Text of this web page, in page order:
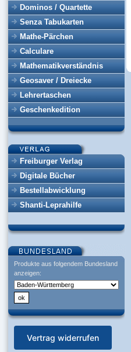
Dominos / Quartette
Senza Tabukarten
Mathe-Pärchen
Calculare
Mathematikverständnis
Geosaver / Dreiecke
Lehrertaschen
Geschenkedition
Freiburger Verlag
Digitale Bücher
Bestellabwicklung
Shanti-Leprahilfe
Produkte aus folgendem Bundesland
anzeigen:
Vertrag widerrufen